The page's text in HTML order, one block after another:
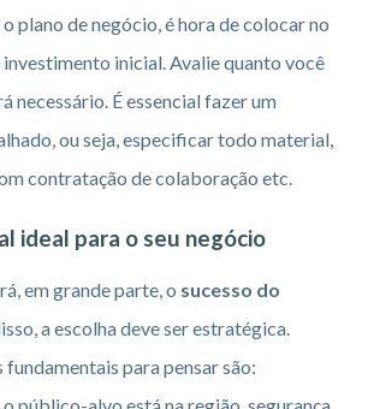
plano de negócio, é hora de colocar no
inicial. Avalie quanto você
necessário. É essencial fazer um
ou seja, especificar todo material,
contratação de colaboração etc.
ideal para o seu negócio
em grande parte, o sucesso do
a escolha deve ser estratégica.
para pensar são: